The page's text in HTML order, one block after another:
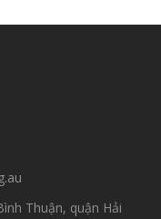
Thuận, quận Hải